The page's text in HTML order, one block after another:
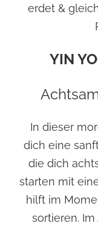
erdet &
YIN
In dieser
dich eine
die dich
starten mit
hilft im
sortieren.